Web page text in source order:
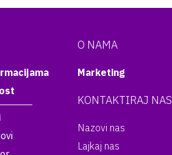
O NAMA
Marketing
KONTAKTIRAJ NAS
Nazovi nas
Lajkaj nas